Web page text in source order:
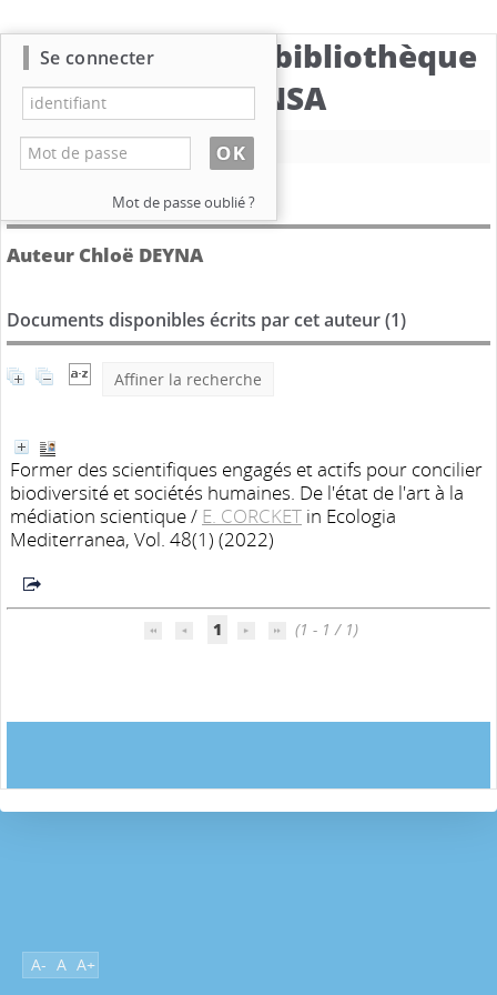
Catalogue de la bibliothèque
du CBNSA
Nouvelle recherche
Détail de l'auteur
Auteur Chloë DEYNA
Documents disponibles écrits par cet auteur (1)
Affiner la recherche
Former des scientifiques engagés et actifs pour concilier
biodiversité et sociétés humaines. De l'état de l'art à la
médiation scientique/ E. CORCKET in Ecologia
Mediterranea, Vol. 48(1) (2022)
1 (1 - 1 / 1)
A- A A+
Se connecter
Mot de passe oublié ?